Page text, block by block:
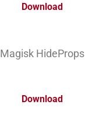
Download
Magisk HideProps
Download